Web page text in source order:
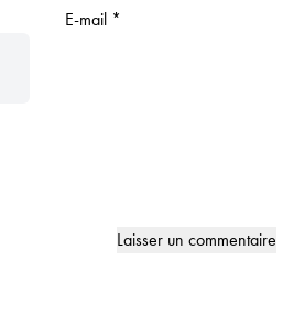
E-mail *